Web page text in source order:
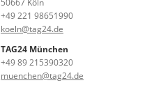
+49 221 98651990
koeln@tag24.de
TAG24 München
+49 89 215390320
muenchen@tag24.de